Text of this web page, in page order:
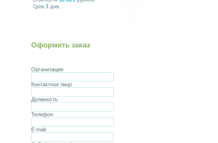
Оформить заказ
Организация
Контактное лицо
Должность
Телефон
E-mail